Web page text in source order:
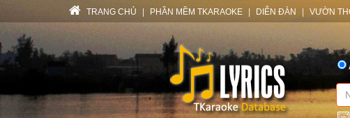
TRANG CHỦ PHẦN MỀM TKARAOKE DIỄN ĐÀN VƯỜN